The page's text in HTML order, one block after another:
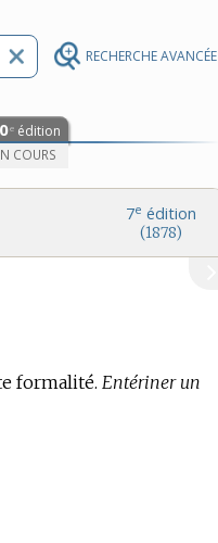
RECHERCHE AVANCÉE
e édition
COURS
7e édition
(1878)
formalité. Entériner un